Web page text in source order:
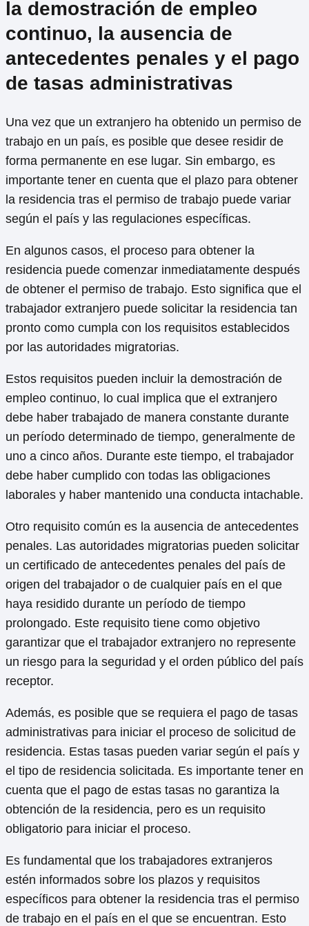
la demostración de empleo
continuo, la ausencia de
antecedentes penales y el pago
de tasas administrativas
Una vez que un extranjero ha obtenido un permiso de
trabajo en un país, es posible que desee residir de
forma permanente en ese lugar. Sin embargo, es
importante tener en cuenta que el plazo para obtener
la residencia tras el permiso de trabajo puede variar
según el país y las regulaciones específicas.
En algunos casos, el proceso para obtener la
residencia puede comenzar inmediatamente después
de obtener el permiso de trabajo. Esto significa que el
trabajador extranjero puede solicitar la residencia tan
pronto como cumpla con los requisitos establecidos
por las autoridades migratorias.
Estos requisitos pueden incluir la demostración de
empleo continuo, lo cual implica que el extranjero
debe haber trabajado de manera constante durante
un período determinado de tiempo, generalmente de
uno a cinco años. Durante este tiempo, el trabajador
debe haber cumplido con todas las obligaciones
laborales y haber mantenido una conducta intachable.
Otro requisito común es la ausencia de antecedentes
penales. Las autoridades migratorias pueden solicitar
un certificado de antecedentes penales del país de
origen del trabajador o de cualquier país en el que
haya residido durante un período de tiempo
prolongado. Este requisito tiene como objetivo
garantizar que el trabajador extranjero no represente
un riesgo para la seguridad y el orden público del país
receptor.
Además, es posible que se requiera el pago de tasas
administrativas para iniciar el proceso de solicitud de
residencia. Estas tasas pueden variar según el país y
el tipo de residencia solicitada. Es importante tener en
cuenta que el pago de estas tasas no garantiza la
obtención de la residencia, pero es un requisito
obligatorio para iniciar el proceso.
Es fundamental que los trabajadores extranjeros
estén informados sobre los plazos y requisitos
específicos para obtener la residencia tras el permiso
de trabajo en el país en el que se encuentran. Esto